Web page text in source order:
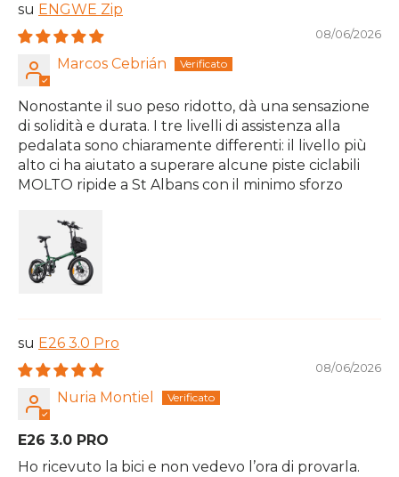
ENGWE Zip
08/06/2026
Marcos Cebrián
Nonostante il suo peso ridotto, dà una sensazione
di solidità e durata. I tre livelli di assistenza alla
pedalata sono chiaramente differenti: il livello più
alto ci ha aiutato a superare alcune piste ciclabili
MOLTO ripide a St Albans con il minimo sforzo
E26 3.0 Pro
08/06/2026
Nuria Montiel
E26 3.0 PRO
Ho ricevuto la bici e non vedevo l’ora di provarla.